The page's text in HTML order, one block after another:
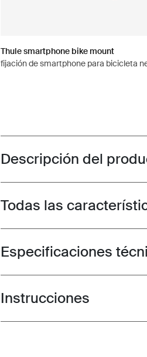
Thule smartphone bike mount
fijación de smartphone para bicicleta
Toggle overview
Descripción del
Toggle features
Todas las
Toggle techspec
Especificaciones
Toggle guides and
Instrucciones